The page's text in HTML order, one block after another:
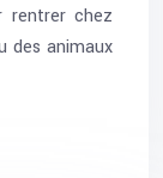
rentrer chez
des animaux